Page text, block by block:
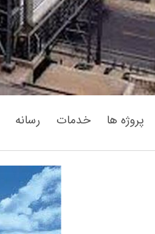
‌پروژه ها خدمات رسانه